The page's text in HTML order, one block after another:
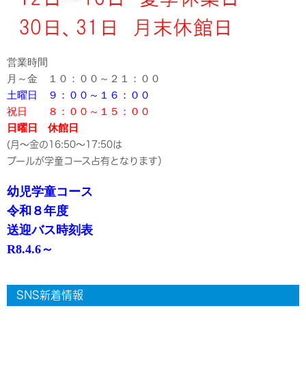
営業時間
月～金 １０：００～２１：００
土曜日 ９：００～１６：００
祝日 ８：００～１５：００
日曜日 休館日
(月～金の16:50～17:50は
プールが学童コース占有となります）
幼児学童コース
令和８年度
送迎バス時刻表
R8.4.6～
SNS新着情報